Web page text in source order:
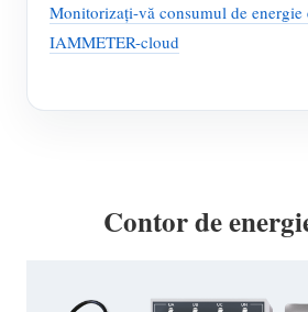
Monitorizați-vă consumul de energie
IAMMETER-cloud
Contor de